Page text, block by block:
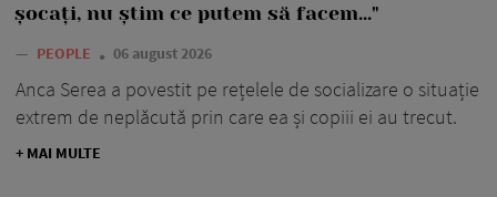
șocați, nu știm ce putem să facem..."
— PEOPLE 06 august 2026
Anca Serea a povestit pe rețelele de socializare o situație
extrem de neplăcută prin care ea și copiii ei au trecut.
+ MAI MULTE